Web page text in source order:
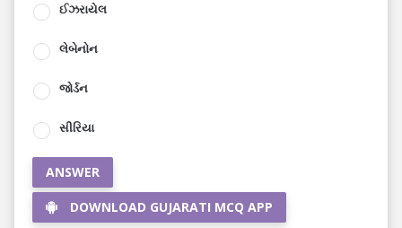
ઈઝરાયેલ
લેબેનોન
જોર્ડન
સીરિયા
ANSWER
DOWNLOAD GUJARATI MCQ APP